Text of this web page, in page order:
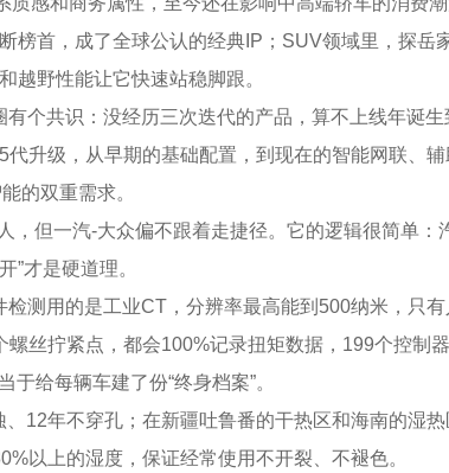
首，成了全球公认的经典IP；SUV领域里，探岳
越野性能让它快速站稳脚跟。
个共识：没经历三次迭代的产品，算不上线年诞生
升级，从早期的基础配置，到现在的智能网联、
的双重需求。
但一汽-大众偏不跟着走捷径。它的逻辑很简单：
”才是硬道理。
测用的是工业CT，分辨率最高能到500纳米，只有
丝拧紧点，都会100%记录扭矩数据，199个控制
给每辆车建了份“终身档案”。
年不穿孔；在新疆吐鲁番的干热区和海南的湿热
以上的湿度，保证经常使用不开裂、不褪色。